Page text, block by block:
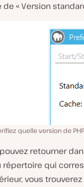
« Version
quelle version de
retourner
répertoire qui
vous